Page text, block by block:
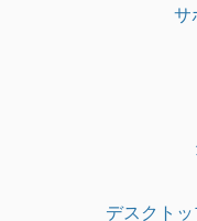
サ
デスクト